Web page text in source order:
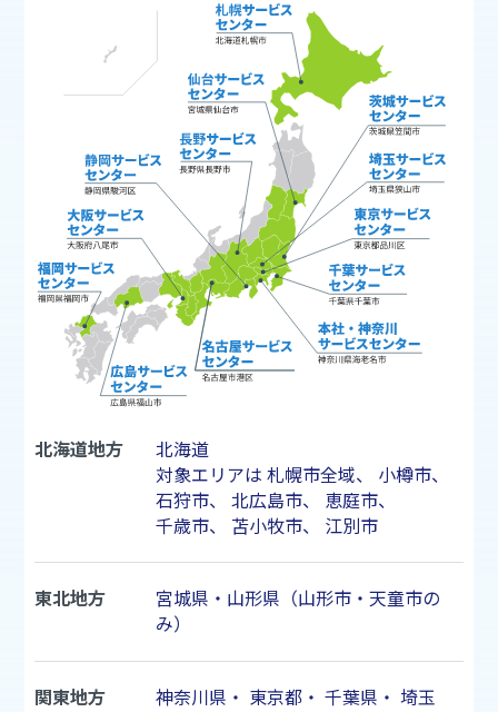
北海道地方
北海道
対象エリアは 札幌市全域、 小樽市、
石狩市、 北広島市、 恵庭市、
千歳市、 苫小牧市、 江別市
東北地方
宮城県・山形県（山形市・天童市の
み）
関東地方 神奈川県 ・ 東京都・ 千葉県 ・ 埼玉